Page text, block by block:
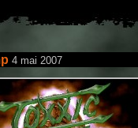
4 mai 2007